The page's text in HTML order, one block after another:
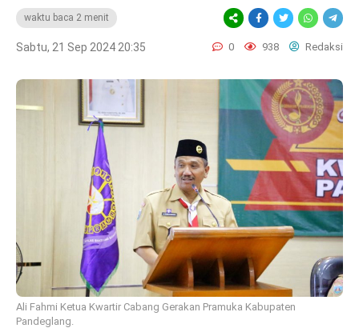
waktu baca 2 menit
Sabtu, 21 Sep 2024 20:35 0 938 Redaksi
Ali Fahmi Ketua Kwartir Cabang Gerakan Pramuka Kabupaten
Pandeglang.